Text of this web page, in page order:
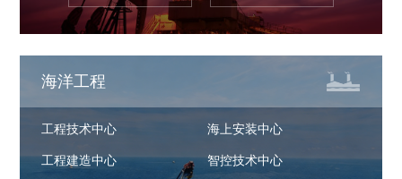
海洋工程
工程技术中心 海上安装中心
工程建造中心 智控技术中心